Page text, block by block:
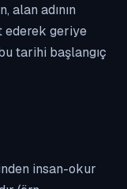
alan adının
ederek geriye
tarihi başlangıç
insan-okur